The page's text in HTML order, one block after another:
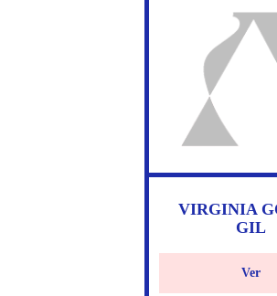
VIRGINIA
GIL
Ver